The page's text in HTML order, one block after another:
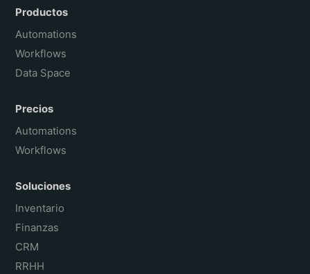
Português do Brasil
Français
Productos
Automations
Workflows
Data Space
Precios
Automations
Workflows
Soluciones
Inventario
Finanzas
CRM
RRHH